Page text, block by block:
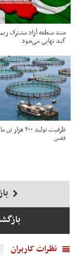
سند منطقه آزاد مشترک
گبد نهایی می‌شود
ظرفیت تولید ۲۰۰
قفس
نظرات کاربران